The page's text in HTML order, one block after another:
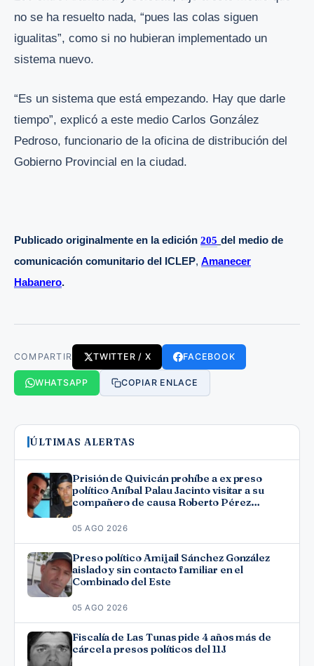
no se ha resuelto nada, “pues las colas siguen
igualitas”, como si no hubieran implementado un
sistema nuevo.
“Es un sistema que está empezando. Hay que darle
tiempo”, explicó a este medio Carlos González
Pedroso, funcionario de la oficina de distribución del
Gobierno Provincial en la ciudad.
Publicado originalmente en laedición 205 del medio de
comunicación comunitario del ICLEP, Amanecer
Habanero.
COMPARTIR TWITTER / X FACEBOOK
WHATSAPP COPIAR ENLACE
ÚLTIMAS ALERTAS
Prisión de Quivicán prohíbe a ex preso
político Aníbal Palau Jacinto visitar a su
compañero de causa Roberto Pérez
05 AGO 2026
Preso político Amijail Sánchez González
aislado y sin contacto familiar en el
Combinado del Este
05 AGO 2026
Fiscalía de Las Tunas pide 4 años más de
cárcel a presos políticos del 11J